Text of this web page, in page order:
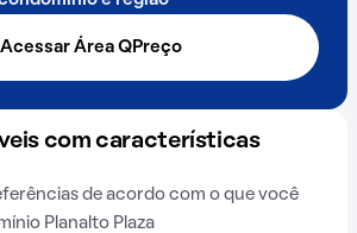
Acessar Área QPreço
com características
de acordo com o que você
Planalto Plaza